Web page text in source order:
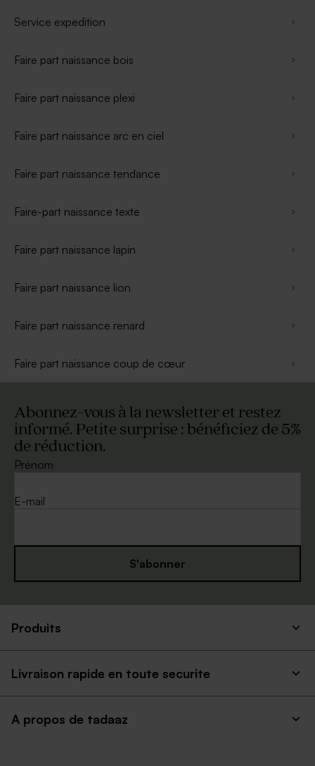
Service expedition
Faire part naissance bois
Faire part naissance plexi
Faire part naissance arc en ciel
Faire part naissance tendance
Faire-part naissance texte
Faire part naissance lapin
Faire part naissance lion
Faire part naissance renard
Faire part naissance coup de cœur
Abonnez-vous à la newsletter et restez
informé. Petite surprise : bénéficiez de 5%
de réduction.
Prénom
E-mail
S'abonner
Produits
Livraison rapide en toute securite
A propos de tadaaz